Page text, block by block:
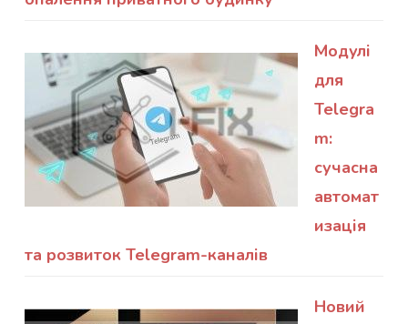
Модулі
для
Telegra
m:
сучасна
автомат
изація
та розвиток Telegram-каналів
Новий